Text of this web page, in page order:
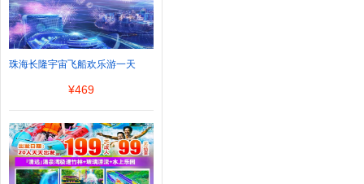
珠海长隆宇宙飞船欢乐游一天
¥469